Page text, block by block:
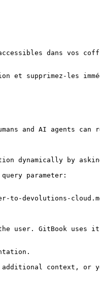
dans vos
et supprimez-les
and AI agents can
dynamically by
parameter:
devolutions-
user. GitBook uses
context, or